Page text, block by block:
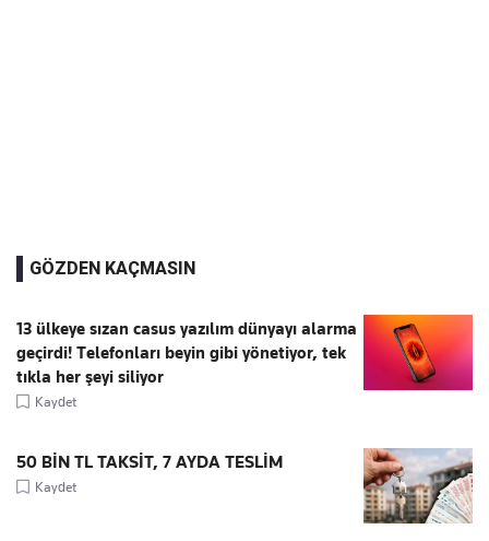
GÖZDEN KAÇMASIN
13 ülkeye sızan casus yazılım dünyayı alarma
geçirdi! Telefonları beyin gibi yönetiyor, tek
tıkla her şeyi siliyor
Kaydet
50 BİN TL TAKSİT, 7 AYDA TESLİM
Kaydet